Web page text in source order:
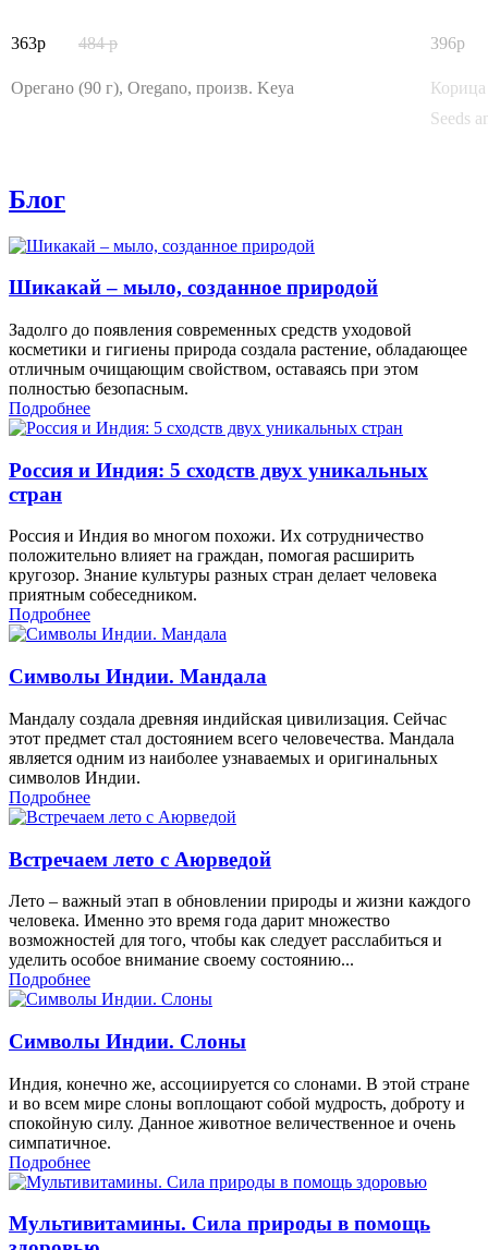
363 484
Орегано (90 г), Oregano, произв. Keya
396
Корица
Seeds
Блог
Шикакай – мыло, созданное природой
Задолго до появления современных средств уходовой
косметики и гигиены природа создала растение, обладающее
отличным очищающим свойством, оставаясь при этом
полностью безопасным.
Подробнее
Россия и Индия: 5 сходств двух уникальных
стран
Россия и Индия во многом похожи. Их сотрудничество
положительно влияет на граждан, помогая расширить
кругозор. Знание культуры разных стран делает человека
приятным собеседником.
Подробнее
Символы Индии. Мандала
Мандалу создала древняя индийская цивилизация. Сейчас
этот предмет стал достоянием всего человечества. Мандала
является одним из наиболее узнаваемых и оригинальных
символов Индии.
Подробнее
Встречаем лето с Аюрведой
Лето – важный этап в обновлении природы и жизни каждого
человека. Именно это время года дарит множество
возможностей для того, чтобы как следует расслабиться и
уделить особое внимание своему состоянию...
Подробнее
Символы Индии. Слоны
Индия, конечно же, ассоциируется со слонами. В этой стране
и во всем мире слоны воплощают собой мудрость, доброту и
спокойную силу. Данное животное величественное и очень
симпатичное.
Подробнее
Мультивитамины. Сила природы в помощь